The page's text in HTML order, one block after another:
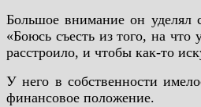
Большое внимание он уделял
«Боюсь съесть из того, на
расстроило, и чтобы как-то
У него в собственности
финансовое положение.